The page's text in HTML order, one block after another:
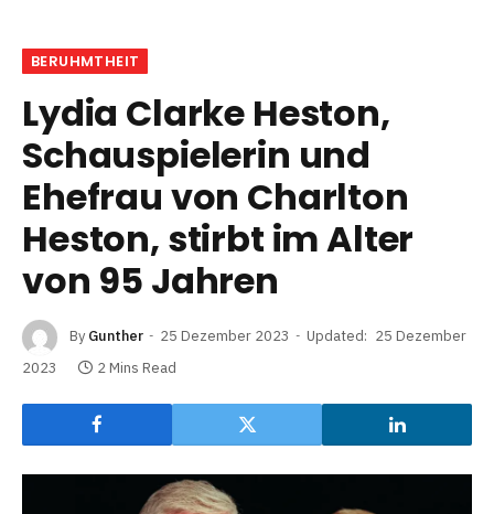
BERUHMTHEIT
Lydia Clarke Heston,
Schauspielerin und
Ehefrau von Charlton
Heston, stirbt im Alter
von 95 Jahren
By Gunther 25 Dezember 2023 Updated: 25 Dezember
2023
2 Mins Read